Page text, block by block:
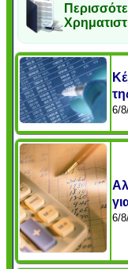
6/
6/